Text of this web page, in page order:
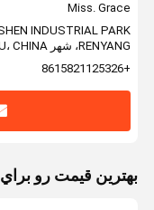
Miss. Grace
RENYANG، شهر CHANGSHU، JIANGSU، CHINA
+8615821125326
بهترين قيمت رو براي